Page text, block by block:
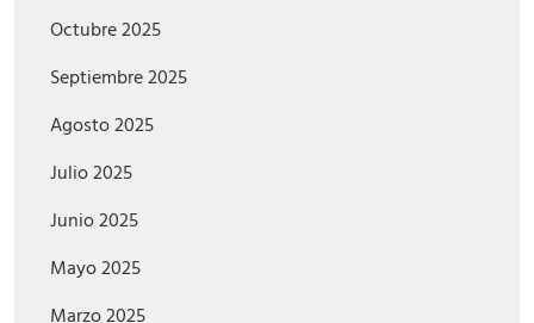
Octubre 2025
Septiembre 2025
Agosto 2025
Julio 2025
Junio 2025
Mayo 2025